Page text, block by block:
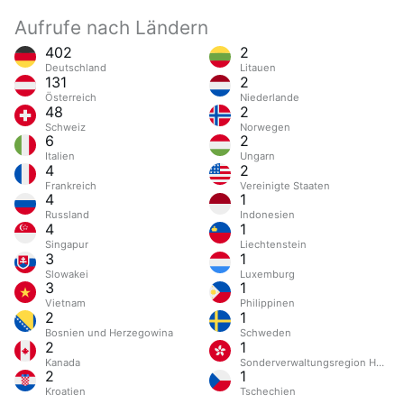
Aufrufe nach Ländern
402
Deutschland
131
Österreich
48
Schweiz
6
Italien
4
Frankreich
4
Russland
4
Singapur
3
Slowakei
3
Vietnam
2
Bosnien und Herzegowina
2
Kanada
2
Kroatien
2
Litauen
2
Niederlande
2
Norwegen
2
Ungarn
2
Vereinigte Staaten
1
Indonesien
1
Liechtenstein
1
Luxemburg
1
Philippinen
1
Schweden
1
Sonderverwaltungsregion
1
Tschechien